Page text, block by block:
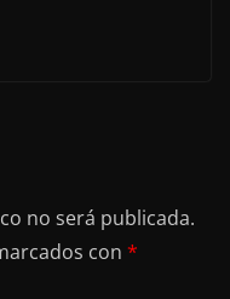
no será publicada.
con *